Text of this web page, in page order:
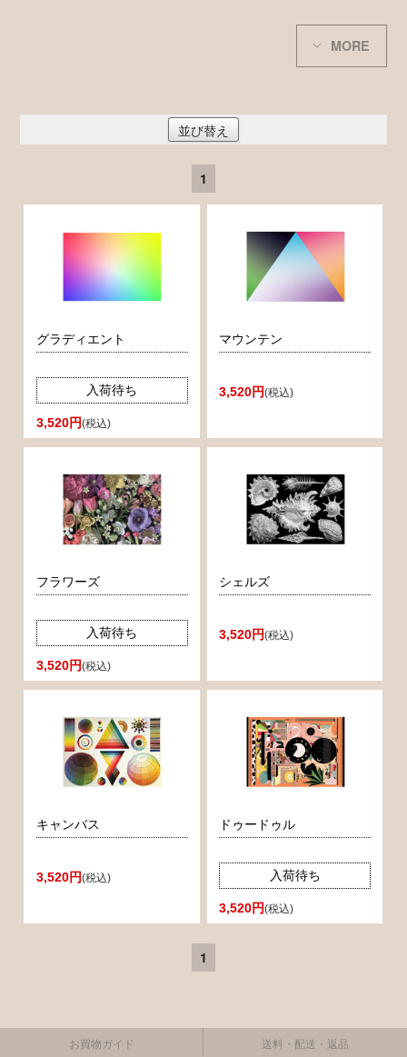
MORE
並び替え
1
グラディエント
入荷待ち
3,520円(税込)
マウンテン
3,520円(税込)
フラワーズ
入荷待ち
3,520円(税込)
シェルズ
3,520円(税込)
キャンバス
3,520円(税込)
ドゥードゥル
入荷待ち
3,520円(税込)
1
お買物ガイド 送料・配送・返品